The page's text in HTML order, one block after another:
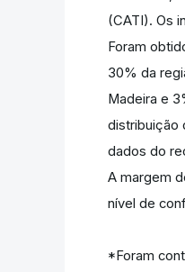
(CATI). Os
Foram
30% da
Madeira e
distribuição
dados do
A margem
nível de
*Foram